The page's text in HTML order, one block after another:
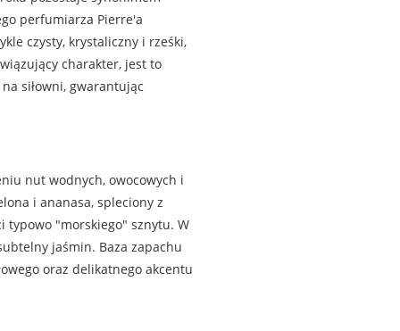
perfumiarza Pierre'a
czysty, krystaliczny i rześki,
charakter, jest to
siłowni, gwarantując
nut wodnych, owocowych i
i ananasa, spleciony z
typowo "morskiego" sznytu. W
jaśmin. Baza zapachu
oraz delikatnego akcentu